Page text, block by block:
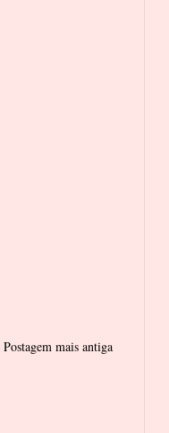
Postagem mais antiga